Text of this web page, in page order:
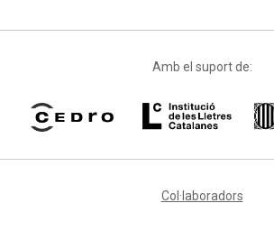
Amb el suport de:
Col·laboradors